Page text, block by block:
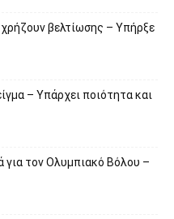
βελτίωσης – Υπήρξε
– Υπάρχει ποιότητα και
για τον Ολυμπιακό Βόλου –